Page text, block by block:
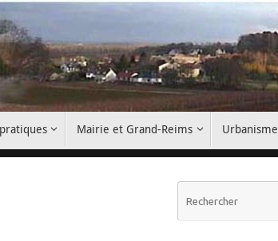
Mairie et Grand-Reims Urbanisme